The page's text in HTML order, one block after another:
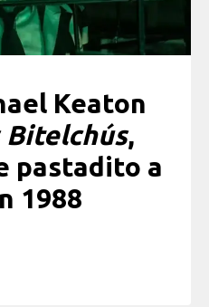
Keaton
,
pastadito a
1988